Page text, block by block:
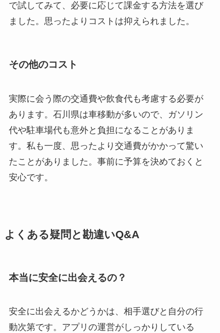
で試してみて、必要に応じて課金する方法を選び
ました。思ったよりコストは抑えられました。
その他のコスト
実際に会う際の交通費や飲食代も考慮する必要が
あります。石川県は車移動が多いので、ガソリン
代や駐車場代も意外と負担になることがありま
す。私も一度、思ったより交通費がかかって驚い
たことがありました。事前に予算を決めておくと
安心です。
よくある疑問と勘違いQ&A
本当に安全に出会えるの？
安全に出会えるかどうかは、相手選びと自分の行
動次第です。アプリの運営がしっかりしている